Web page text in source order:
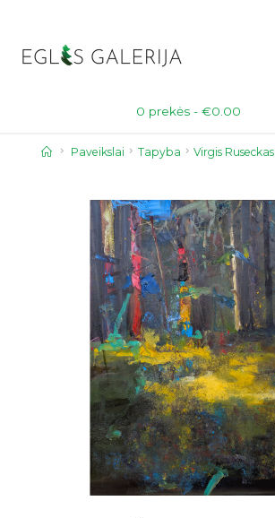
content
0 prekės - €0.00
Home
Paveikslai Tapyba Virgis Ruseckas